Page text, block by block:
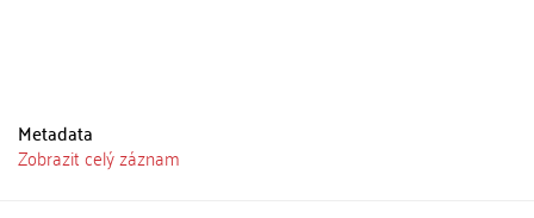
Metadata
Zobrazit celý záznam